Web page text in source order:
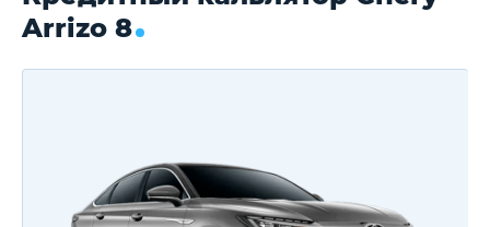
Arrizo 8